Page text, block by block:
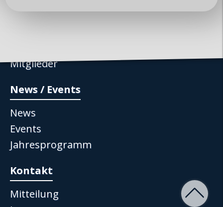
Über uns
Mitglieder
News / Events
News
Events
Jahresprogramm
Kontakt
Mitteilung